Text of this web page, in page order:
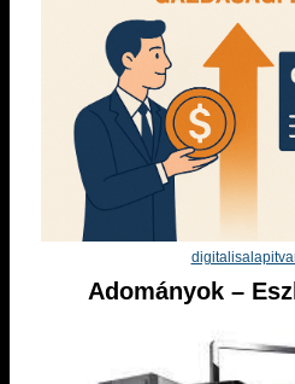
Adományok –